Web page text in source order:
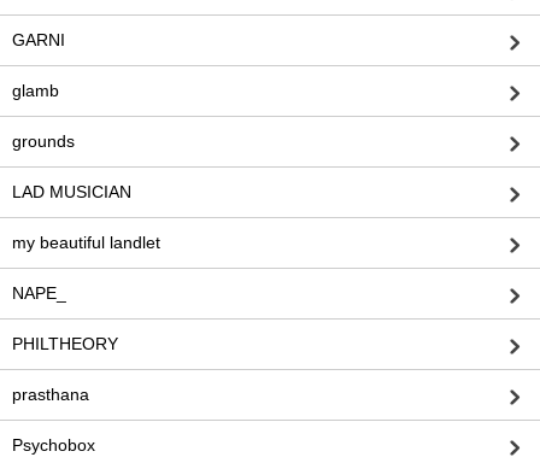
GARNI
glamb
grounds
LAD MUSICIAN
my beautiful landlet
NAPE_
PHILTHEORY
prasthana
Psychobox